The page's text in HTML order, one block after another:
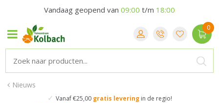
Nieuws
✓ Vanaf €25,00 gratis leveringin de regio!
Vandaag geopend van 09:00 t/m 18:00